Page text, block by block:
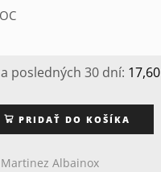
€.
posledných 30 dní: 17,60
PRIDAŤ DO KOŠÍKA
Martinez Albainox